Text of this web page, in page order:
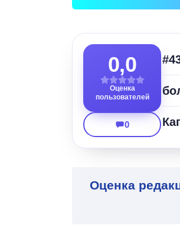
0,0
Оценка
пользователей
0
Оценка